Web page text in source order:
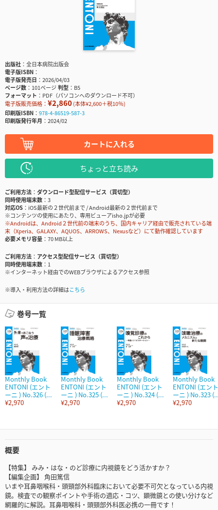
出版社
全日本病院出版会
電子版ISBN
電子版発売日
2026/04/03
ページ数
101ページ判型
B5
フォーマット
PDF（パソコンへのダウンロード不可）
電子版販売価格： ¥2,860(本体¥2,600＋税10％)
印刷版ISBN
978-4-86519-587-3
印刷版発行年月
2024/02
カートに入れる
ちょっと立ち読み
ご利用方法
ダウンロード型配信サービス（買切型）
同時使用端末数
3
対応OS
iOS最新の２世代前まで / Android最新の２世代前まで
※コンテンツの使用にあたり、専用ビューアisho.jpが必要
※Androidは、Android２世代前の端末のうち、国内キャリア経由で販売されている端
末（Xperia、GALAXY、AQUOS、ARROWS、Nexusなど）にて動作確認しています
必要メモリ容量
70 MB以上
ご利用方法
アクセス型配信サービス（買切型）
同時使用端末数
1
※インターネット経由でのWEBブラウザによるアクセス参照
※導入・利用方法の詳細はこちら
巻号一覧
Monthly Book
ENTONI (エント
ーニ ) No.326 (...
¥2,970
Monthly Book
ENTONI (エント
ーニ ) No.325 (...
¥2,970
Monthly Book
ENTONI (エント
ーニ ) No.324 (...
¥2,970
Monthly Book
ENTONI (エント
ーニ ) No.323
¥2,970
概要
【特集】 みみ・はな・のど診療に内視鏡をどう活かすか？
【編集企画】 角田篤信
いまや耳鼻咽喉科・頭頸部外科臨床において必要不可欠となっている内視
鏡。検査での観察ポイントや手術の適応・コツ、顕微鏡との使い分けなど
網羅的に解説。耳鼻咽喉科・頭頸部外科医必携の一冊です！